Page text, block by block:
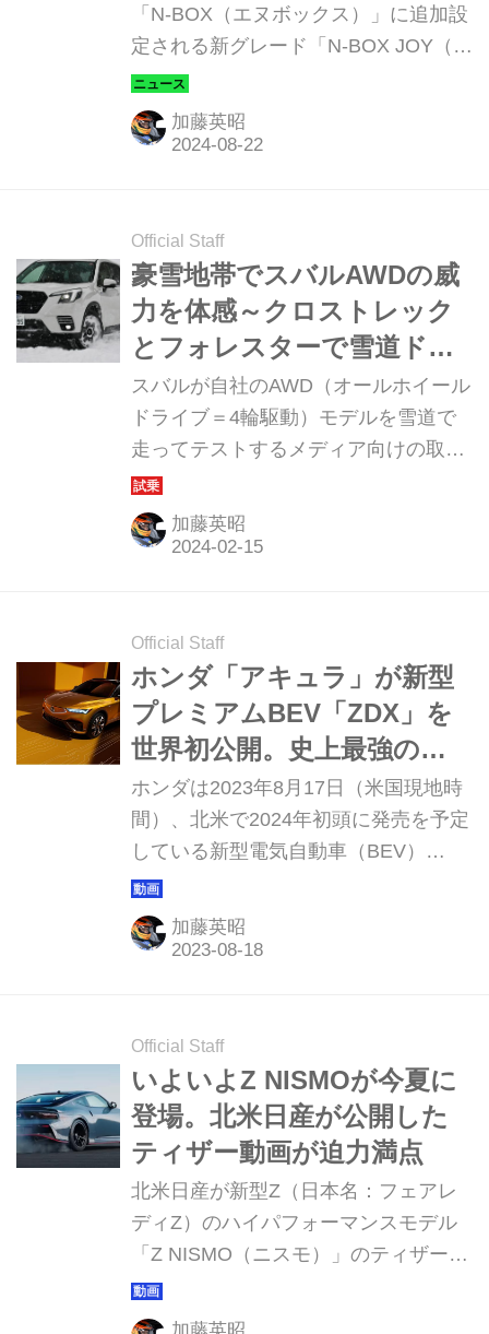
からわかること
「N-BOX（エヌボックス）」に追加設
定される新グレード「N-BOX JOY（エ
ヌボックス ジョイ）」に関する情報
を、同日ホームページで先行公開し
た。
加藤英昭
Official Staff
豪雪地帯でスバルAWDの威
力を体感～クロストレック
とフォレスターで雪道ドラ
イブ～
スバルが自社のAWD（オールホイール
ドライブ＝4輪駆動）モデルを雪道で
走ってテストするメディア向けの取材
会を実施した。場所は日本の中でも一
番の豪雪地帯である青森県・酸ヶ湯
（すかゆ）温泉周辺。過酷なスノーコ
とは。
加藤英昭
Official Staff
ホンダ「アキュラ」が新型
プレミアムBEV「ZDX」を
世界初公開。史上最強の
「タイプS」は500psを発生
ホンダは2023年8月17日（米国現地時
間）、北米で2024年初頭に発売を予定
している新型電気自動車（BEV）
Acura （アキュラ）「ZDX（ズィーデ
ィーエックス）」、「ZDX Type S（ズ
ィーディーエックス タイプエス）」を
加藤英昭
Official Staff
いよいよZ NISMOが今夏に
登場。北米日産が公開した
ティザー動画が迫力満点
北米日産が新型Z（日本名：フェアレ
ディZ）のハイパフォーマンスモデル
「Z NISMO（ニスモ）」のティザー動
画を発表した。
加藤英昭